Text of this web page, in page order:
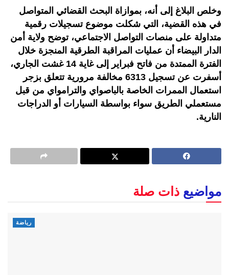
وخلص البلاغ إلى أنه، بموازاة البحث القضائي المتواصل
في هذه القضية، التي شكلت موضوع تسجيلات رقمية
متداولة على منصات التواصل الاجتماعي، توضح ولاية أمن
الدار البيضاء أن عمليات المراقبة الطرقية المنجزة خلال
الفترة الممتدة من فاتح فبراير إلى غاية 14 غشت الجاري،
أسفرت عن تسجيل 6313 مخالفة مرورية تتعلق بزجر
استعمال الممرات الخاصة بالباصواي والترامواي من قبل
مستعملي الطريق سواء بواسطة السيارات أو الدراجات
النارية.
مواضيع ذات صلة
رياضة